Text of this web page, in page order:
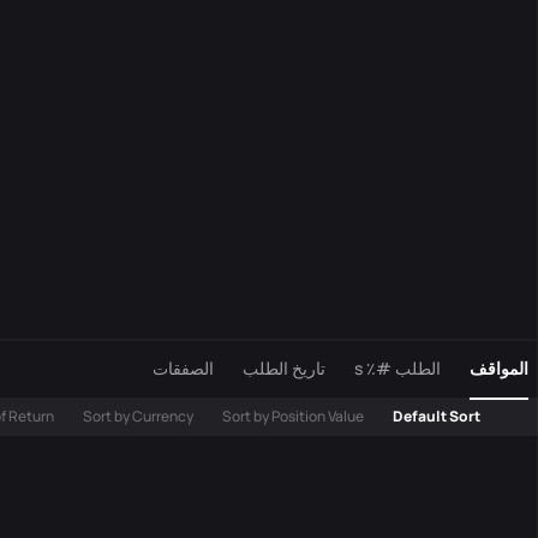
المواقف الطلب #٪ s تاريخ الطلب الصفقات
Default Sort
Sort by Position Value
Sort by Currency
Return